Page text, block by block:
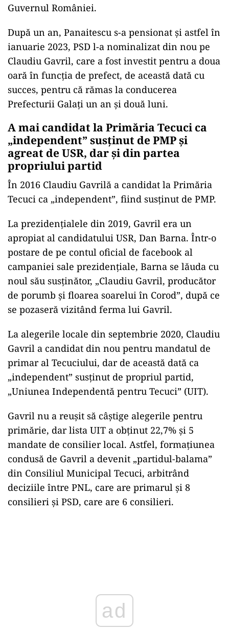
Guvernul României.
După un an, Panaitescu s-a pensionat și astfel în
ianuarie 2023, PSD l-a nominalizat din nou pe
Claudiu Gavril, care a fost investit pentru a doua
oară în funcția de prefect, de această dată cu
succes, pentru că rămas la conducerea
Prefecturii Galați un an și două luni.
A mai candidat la Primăria Tecuci ca
„independent” susținut de PMP și
agreat de USR, dar și din partea
propriului partid
În 2016 Claudiu Gavrilă a candidat la Primăria
Tecuci ca „independent”, fiind susținut de PMP.
La prezidențialele din 2019, Gavril era un
apropiat al candidatului USR, Dan Barna. Într-o
postare de pe contul oficial de facebook al
campaniei sale prezidențiale, Barna se lăuda cu
noul său susținător, „Claudiu Gavril, producător
de porumb şi floarea soarelui în Corod”, după ce
se pozaseră vizitând ferma lui Gavril.
La alegerile locale din septembrie 2020, Claudiu
Gavril a candidat din nou pentru mandatul de
primar al Tecuciului, dar de această dată ca
„independent” susținut de propriul partid,
„Uniunea Independentă pentru Tecuci” (UIT).
Gavril nu a reușit să câștige alegerile pentru
primărie, dar lista UIT a obținut 22,7% și 5
mandate de consilier local. Astfel, formațiunea
condusă de Gavril a devenit „partidul-balama”
din Consiliul Municipal Tecuci, arbitrând
deciziile între PNL, care are primarul și 8
consilieri și PSD, care are 6 consilieri.
ad